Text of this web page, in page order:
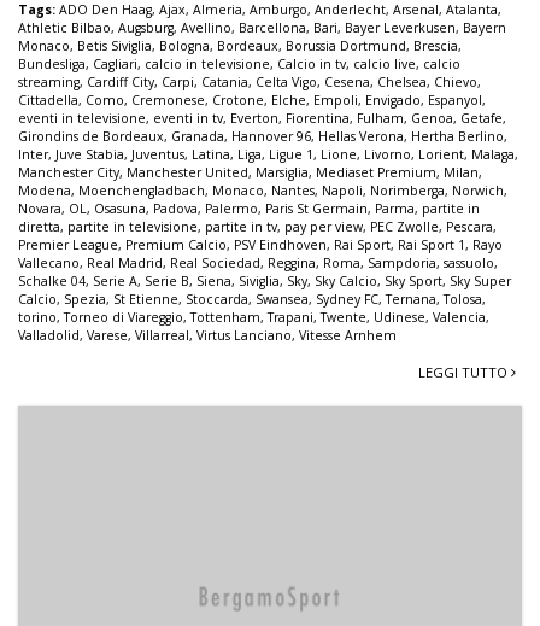
Tags: ADO Den Haag, Ajax, Almeria, Amburgo, Anderlecht, Arsenal, Atalanta,
Athletic Bilbao, Augsburg, Avellino, Barcellona, Bari, Bayer Leverkusen, Bayern
Monaco, Betis Siviglia, Bologna, Bordeaux, Borussia Dortmund, Brescia,
Bundesliga, Cagliari, calcio in televisione, Calcio in tv, calcio live, calcio
streaming, Cardiff City, Carpi, Catania, Celta Vigo, Cesena, Chelsea, Chievo,
Cittadella, Como, Cremonese, Crotone, Elche, Empoli, Envigado, Espanyol,
eventi in televisione, eventi in tv, Everton, Fiorentina, Fulham, Genoa, Getafe,
Girondins de Bordeaux, Granada, Hannover 96, Hellas Verona, Hertha Berlino,
Inter, Juve Stabia, Juventus, Latina, Liga, Ligue 1, Lione, Livorno, Lorient, Malaga,
Manchester City, Manchester United, Marsiglia, Mediaset Premium, Milan,
Modena, Moenchengladbach, Monaco, Nantes, Napoli, Norimberga, Norwich,
Novara, OL, Osasuna, Padova, Palermo, Paris St Germain, Parma, partite in
diretta, partite in televisione, partite in tv, pay per view, PEC Zwolle, Pescara,
Premier League, Premium Calcio, PSV Eindhoven, Rai Sport, Rai Sport 1, Rayo
Vallecano, Real Madrid, Real Sociedad, Reggina, Roma, Sampdoria, sassuolo,
Schalke 04, Serie A, Serie B, Siena, Siviglia, Sky, Sky Calcio, Sky Sport, Sky Super
Calcio, Spezia, St Etienne, Stoccarda, Swansea, Sydney FC,Ternana,Tolosa,
torino,Torneo di Viareggio,Tottenham,Trapani,Twente, Udinese, Valencia,
Valladolid, Varese, Villarreal, Virtus Lanciano, Vitesse Arnhem
LEGGI TUTTO